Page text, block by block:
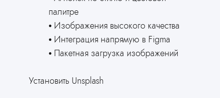
палитре
Изображения высокого качества
Интеграция напрямую в Figma
Пакетная загрузка изображений
Установить Unsplash